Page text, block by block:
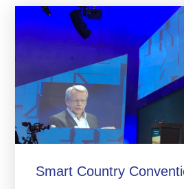
Smart Country